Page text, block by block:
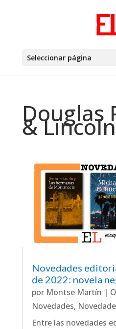
Seleccionar página
Douglas
&
Novedades
de 2022: novela
por Montse Martín |
Novedades,
Entre las novedades